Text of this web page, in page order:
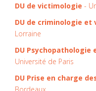
DU de victimologie -
DU de criminologie et
Lorraine
DU
Université de Paris
DU Prise en charge